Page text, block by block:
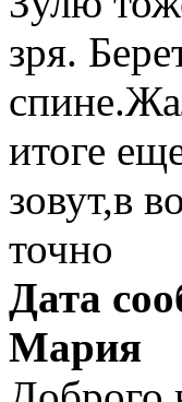
зря.
итоге
зовут,в
точно
Дата
Мария